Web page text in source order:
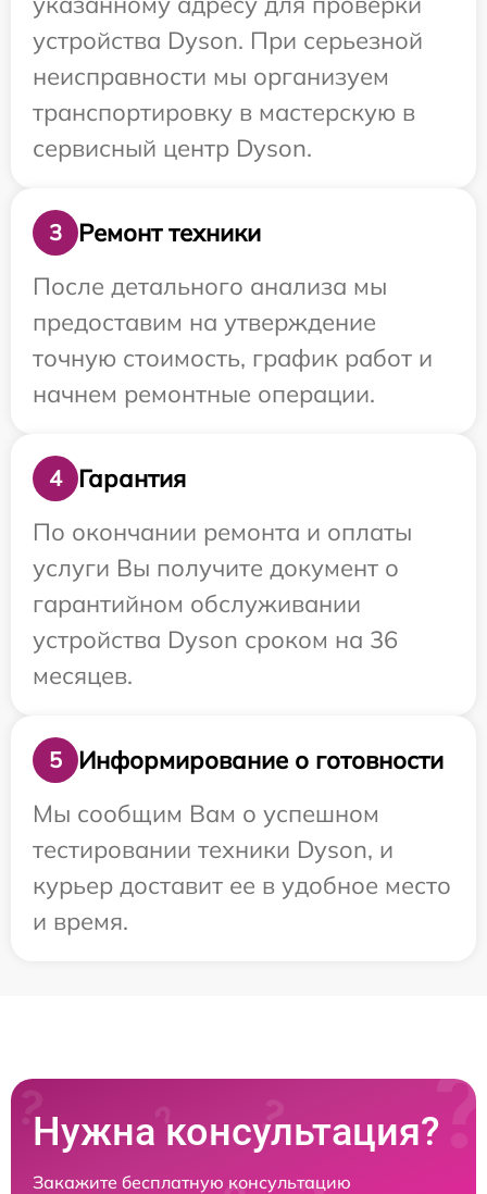
устройства Dyson. При серьезной
неисправности мы организуем
транспортировку в мастерскую в
сервисный центр Dyson.
3
Ремонт техники
После детального анализа мы
предоставим на утверждение
точную стоимость, график работ и
начнем ремонтные операции.
4
Гарантия
По окончании ремонта и оплаты
услуги Вы получите документ о
гарантийном обслуживании
устройства Dyson сроком на 36
месяцев.
5
Информирование о готовности
Мы сообщим Вам о успешном
тестировании техники Dyson, и
курьер доставит ее в удобное место
и время.
Нужна консультация?
Закажите бесплатную консультацию